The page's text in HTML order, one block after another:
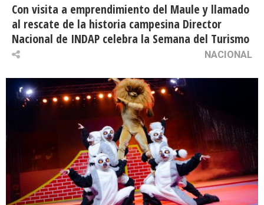
Con visita a emprendimiento del Maule y llamado
al rescate de la historia campesina Director
Nacional de INDAP celebra la Semana del Turismo
NACIONAL